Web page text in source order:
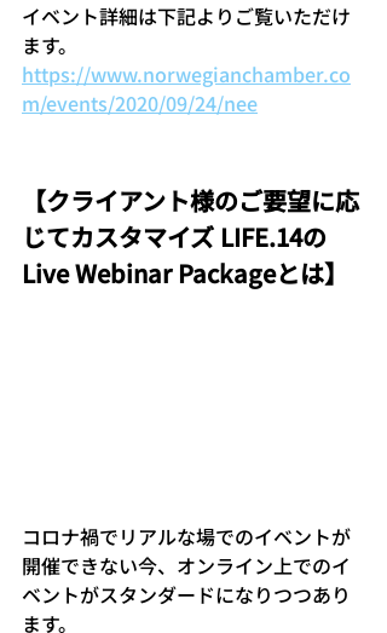
イベント詳細は下記よりご覧いただけ
ます。
https://www.norwegianchamber.co
m/events/2020/09/24/nee
【クライアント様のご要望に応
じてカスタマイズ LIFE.14の
Live Webinar Packageとは】
コロナ禍でリアルな場でのイベントが
開催できない今、オンライン上でのイ
ベントがスタンダードになりつつあり
ます。